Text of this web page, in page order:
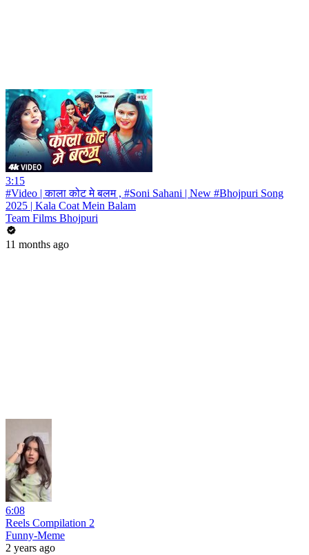
3:15
#Video | काला कोट मे बलम , #Soni Sahani | New #Bhojpuri Song
2025 | Kala Coat Mein Balam
Team Films Bhojpuri
11 months ago
6:08
Reels Compilation 2
Funny-Meme
2 years ago